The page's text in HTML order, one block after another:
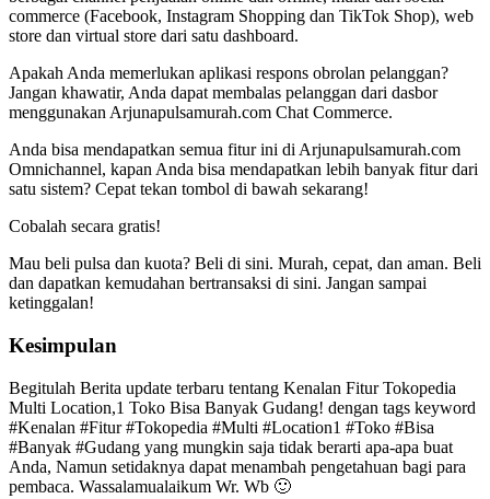
commerce (Facebook, Instagram Shopping dan TikTok Shop), web
store dan virtual store dari satu dashboard.
Apakah Anda memerlukan aplikasi respons obrolan pelanggan?
Jangan khawatir, Anda dapat membalas pelanggan dari dasbor
menggunakan Arjunapulsamurah.com Chat Commerce.
Anda bisa mendapatkan semua fitur ini di Arjunapulsamurah.com
Omnichannel, kapan Anda bisa mendapatkan lebih banyak fitur dari
satu sistem? Cepat tekan tombol di bawah sekarang!
Cobalah secara gratis!
Mau beli pulsa dan kuota? Beli di sini. Murah, cepat, dan aman. Beli
dan dapatkan kemudahan bertransaksi di sini. Jangan sampai
ketinggalan!
Kesimpulan
Begitulah Berita update terbaru tentang Kenalan Fitur Tokopedia
Multi Location,1 Toko Bisa Banyak Gudang! dengan tags keyword
#Kenalan #Fitur #Tokopedia #Multi #Location1 #Toko #Bisa
#Banyak #Gudang yang mungkin saja tidak berarti apa-apa buat
Anda, Namun setidaknya dapat menambah pengetahuan bagi para
pembaca. Wassalamualaikum Wr. Wb 🙂